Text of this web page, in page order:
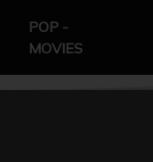
POP -
MOVIES